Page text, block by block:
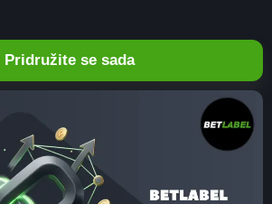
Pridružite se sada